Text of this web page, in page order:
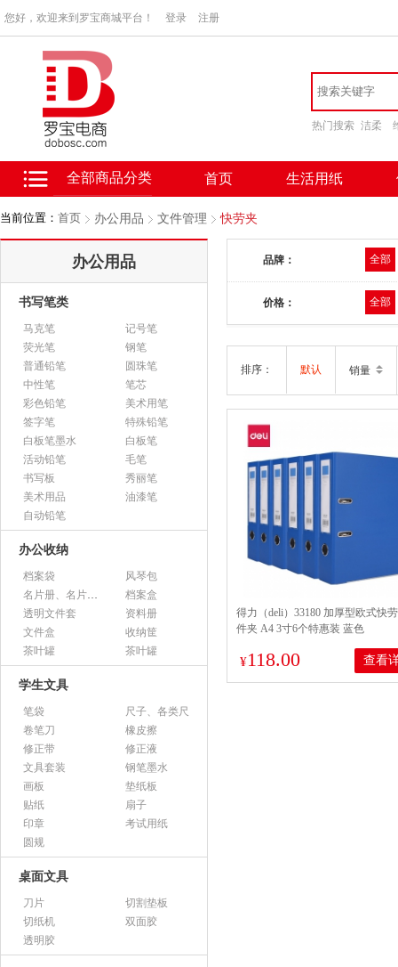
您好，欢迎来到罗宝商城平台！ 登录 注册
热门搜索 洁柔
全部商品分类 首页 生活用纸
当前位置： 首页 办公用品 文件管理 快劳夹
办公用品
书写笔类
马克笔
记号笔
荧光笔
钢笔
普通铅笔
圆珠笔
中性笔
笔芯
彩色铅笔
美术用笔
签字笔
特殊铅笔
白板笔墨水
白板笔
活动铅笔
毛笔
书写板
秀丽笔
美术用品
油漆笔
自动铅笔
办公收纳
档案袋
风琴包
名片册、名片盒、名片座
档案盒
透明文件套
资料册
文件盒
收纳筐
茶叶罐
茶叶罐
学生文具
笔袋
尺子、各类尺
卷笔刀
橡皮擦
修正带
修正液
文具套装
钢笔墨水
画板
垫纸板
贴纸
扇子
印章
考试用纸
圆规
桌面文具
刀片
切割垫板
切纸机
双面胶
透明胶
品牌： 全部
价格： 全部
排序： 默认 销量
得力（deli）33180 加厚型欧式快
件夹 A4 3寸6个特惠装 蓝色
¥118.00 查看